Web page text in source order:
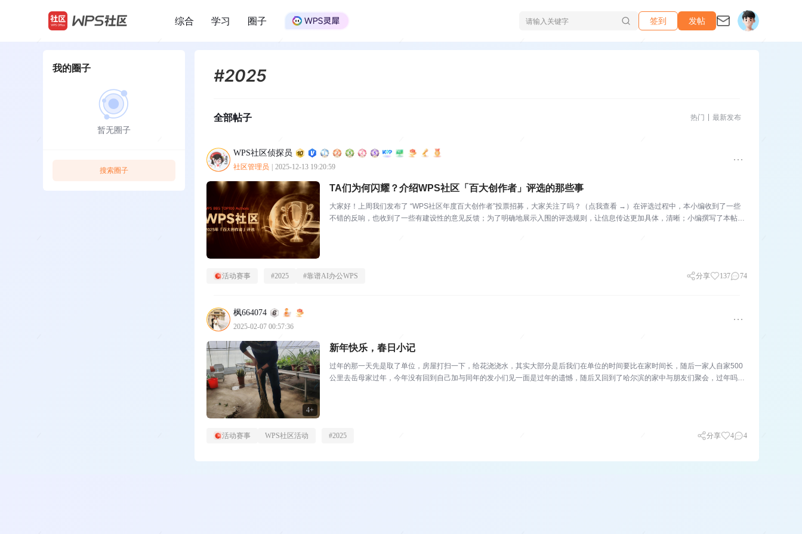
/
综合 学习 圈子 签到 发帖
我的圈子
暂无圈子
搜索圈子
#2025
全部帖子 热门 最新发布
WPS社区侦探员
社区管理员 2025-12-13 19:20:59
TA们为何闪耀？介绍WPS社区「百大创作者」评选的那些事
大家好！上周我们发布了 “WPS社区年度百大创作者”投票招募，大家关注了吗？（点我查看 →）在评选过程中，本小编收到了一些
不错的反响，也收到了一些有建设性的意见反馈；为了明确地展示入围的评选规则，让信息传达更加具体，清晰；小编撰写了本帖，
活动赛事 #2025 #靠谱AI办公WPS 分享 137 74
枫664074
2025-02-07 00:57:36
4+
新年快乐，春日小记
过年的那一天先是取了单位，房屋打扫一下，给花浇浇水，其实大部分是后我们在单位的时间要比在家时间长，随后一家人自家500
公里去岳母家过年，今年没有回到自己加与同年的发小们见一面是过年的遗憾，随后又回到了哈尔滨的家中与朋友们聚会，过年吗，
活动赛事 WPS社区活动 #2025 分享 4 4